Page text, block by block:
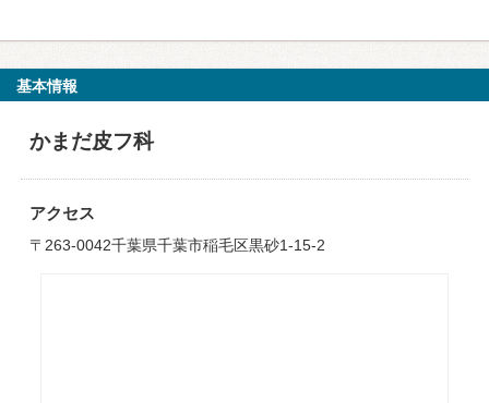
基本情報
かまだ皮フ科
アクセス
〒263-0042千葉県千葉市稲毛区黒砂1-15-2